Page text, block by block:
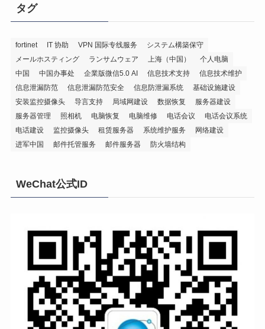
タグ
fortinet IT 协助 VPN 国际专线服务
システム構築保守
メールホスティング
ランサムウェア 上海（中国）
个人电脑
中国
中国办事处 企業版微信5.0 AI 信息技术支持
信息技术维护
信息泄漏防范
信息泄漏防范安全 信息防泄漏系统
基础设施建设
安装监控摄像头
导言支持 局域网建设 数据恢复
服务器建设
服务器管理
照相机 电脑恢复 电脑维修 电话会议
电话会议系统
电话建设
监控摄像头 租赁服务器 系统维护服务
网络建设
进军中国
邮件托管服务 邮件服务器 防火墙结构
WeChat公式ID